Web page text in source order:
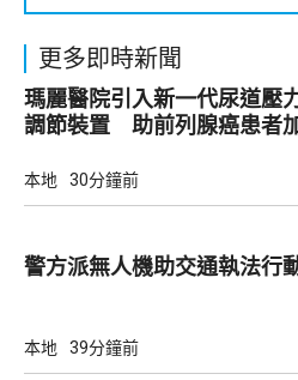
更多即時新聞
瑪麗醫院引入新一代尿道壓
調節裝置 助前列腺癌患者
本地 30分鐘前
警方派無人機助交通執法行
本地 39分鐘前